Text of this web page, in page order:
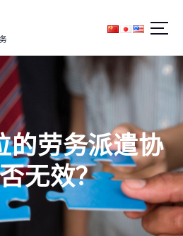
的劳务派遣协
无效？